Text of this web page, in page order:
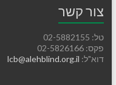
צור קשר
טל: 02-5882155
פקס: 02-5826166
דוא"ל: